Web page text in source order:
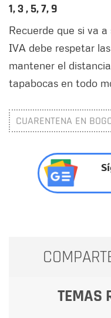
1, 3 , 5, 7, 9
Recuerde que si va
IVA debe respetar
mantener el
tapabocas en todo
CUARENTENA EN
TEMAS